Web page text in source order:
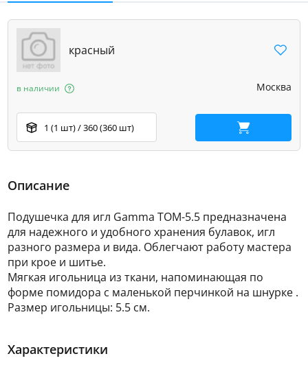
красный
Москва
в наличии
1 (1 шт) / 360 (360 шт) В корзину
Описание
Подушечка для игл Gamma ТОМ-5.5 предназначена
для надежного и удобного хранения булавок, игл
разного размера и вида. Облегчают работу мастера
при крое и шитье.
Мягкая игольница из ткани, напоминающая по
форме помидора с маленькой перчинкой на шнурке .
Размер игольницы: 5.5 см.
Характеристики